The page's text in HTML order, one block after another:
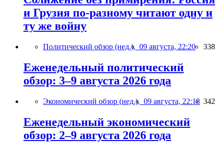
и Грузия по-разному читают одну и
ту же войну
Политический обзор (нед.), 09 августа, 22:20 338
Еженедельный политический
обзор: 3–9 августа 2026 года
Экономический обзор (нед.), 09 августа, 22:18 342
Еженедельный экономический
обзор: 2–9 августа 2026 года